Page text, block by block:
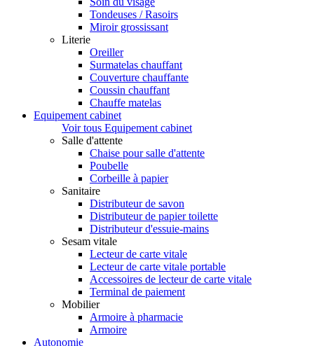
Tondeuses / Rasoirs
Miroir grossissant
Literie
Oreiller
Surmatelas chauffant
Couverture chauffante
Coussin chauffant
Chauffe matelas
Equipement cabinet
Voir tous Equipement cabinet
Salle d'attente
Chaise pour salle d'attente
Poubelle
Corbeille à papier
Sanitaire
Distributeur de savon
Distributeur de papier toilette
Distributeur d'essuie-mains
Sesam vitale
Lecteur de carte vitale
Lecteur de carte vitale portable
Accessoires de lecteur de carte vitale
Terminal de paiement
Mobilier
Armoire à pharmacie
Armoire
Autonomie